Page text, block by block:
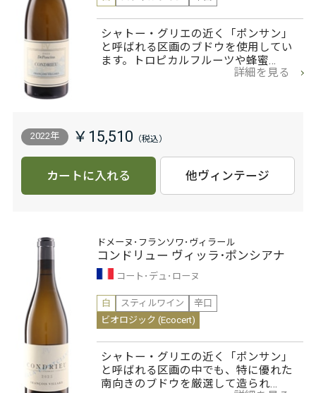
シャトー・グリエの近く「ポンサン」
と呼ばれる区画のブドウを使用してい
ます。トロピカルフルーツや蜂蜜…
詳細を見る
2022年 ￥15,510
カートに入れる 他ヴィンテージ
ドメーヌ･フランソワ･ヴィラール
コンドリュー ヴィッラ･ポンシアナ
コート･デュ･ローヌ
白
スティルワイン
辛口
ビオロジック (Ecocert)
シャトー・グリエの近く「ポンサン」
と呼ばれる区画の中でも、特に優れた
南向きのブドウを厳選して造られ…